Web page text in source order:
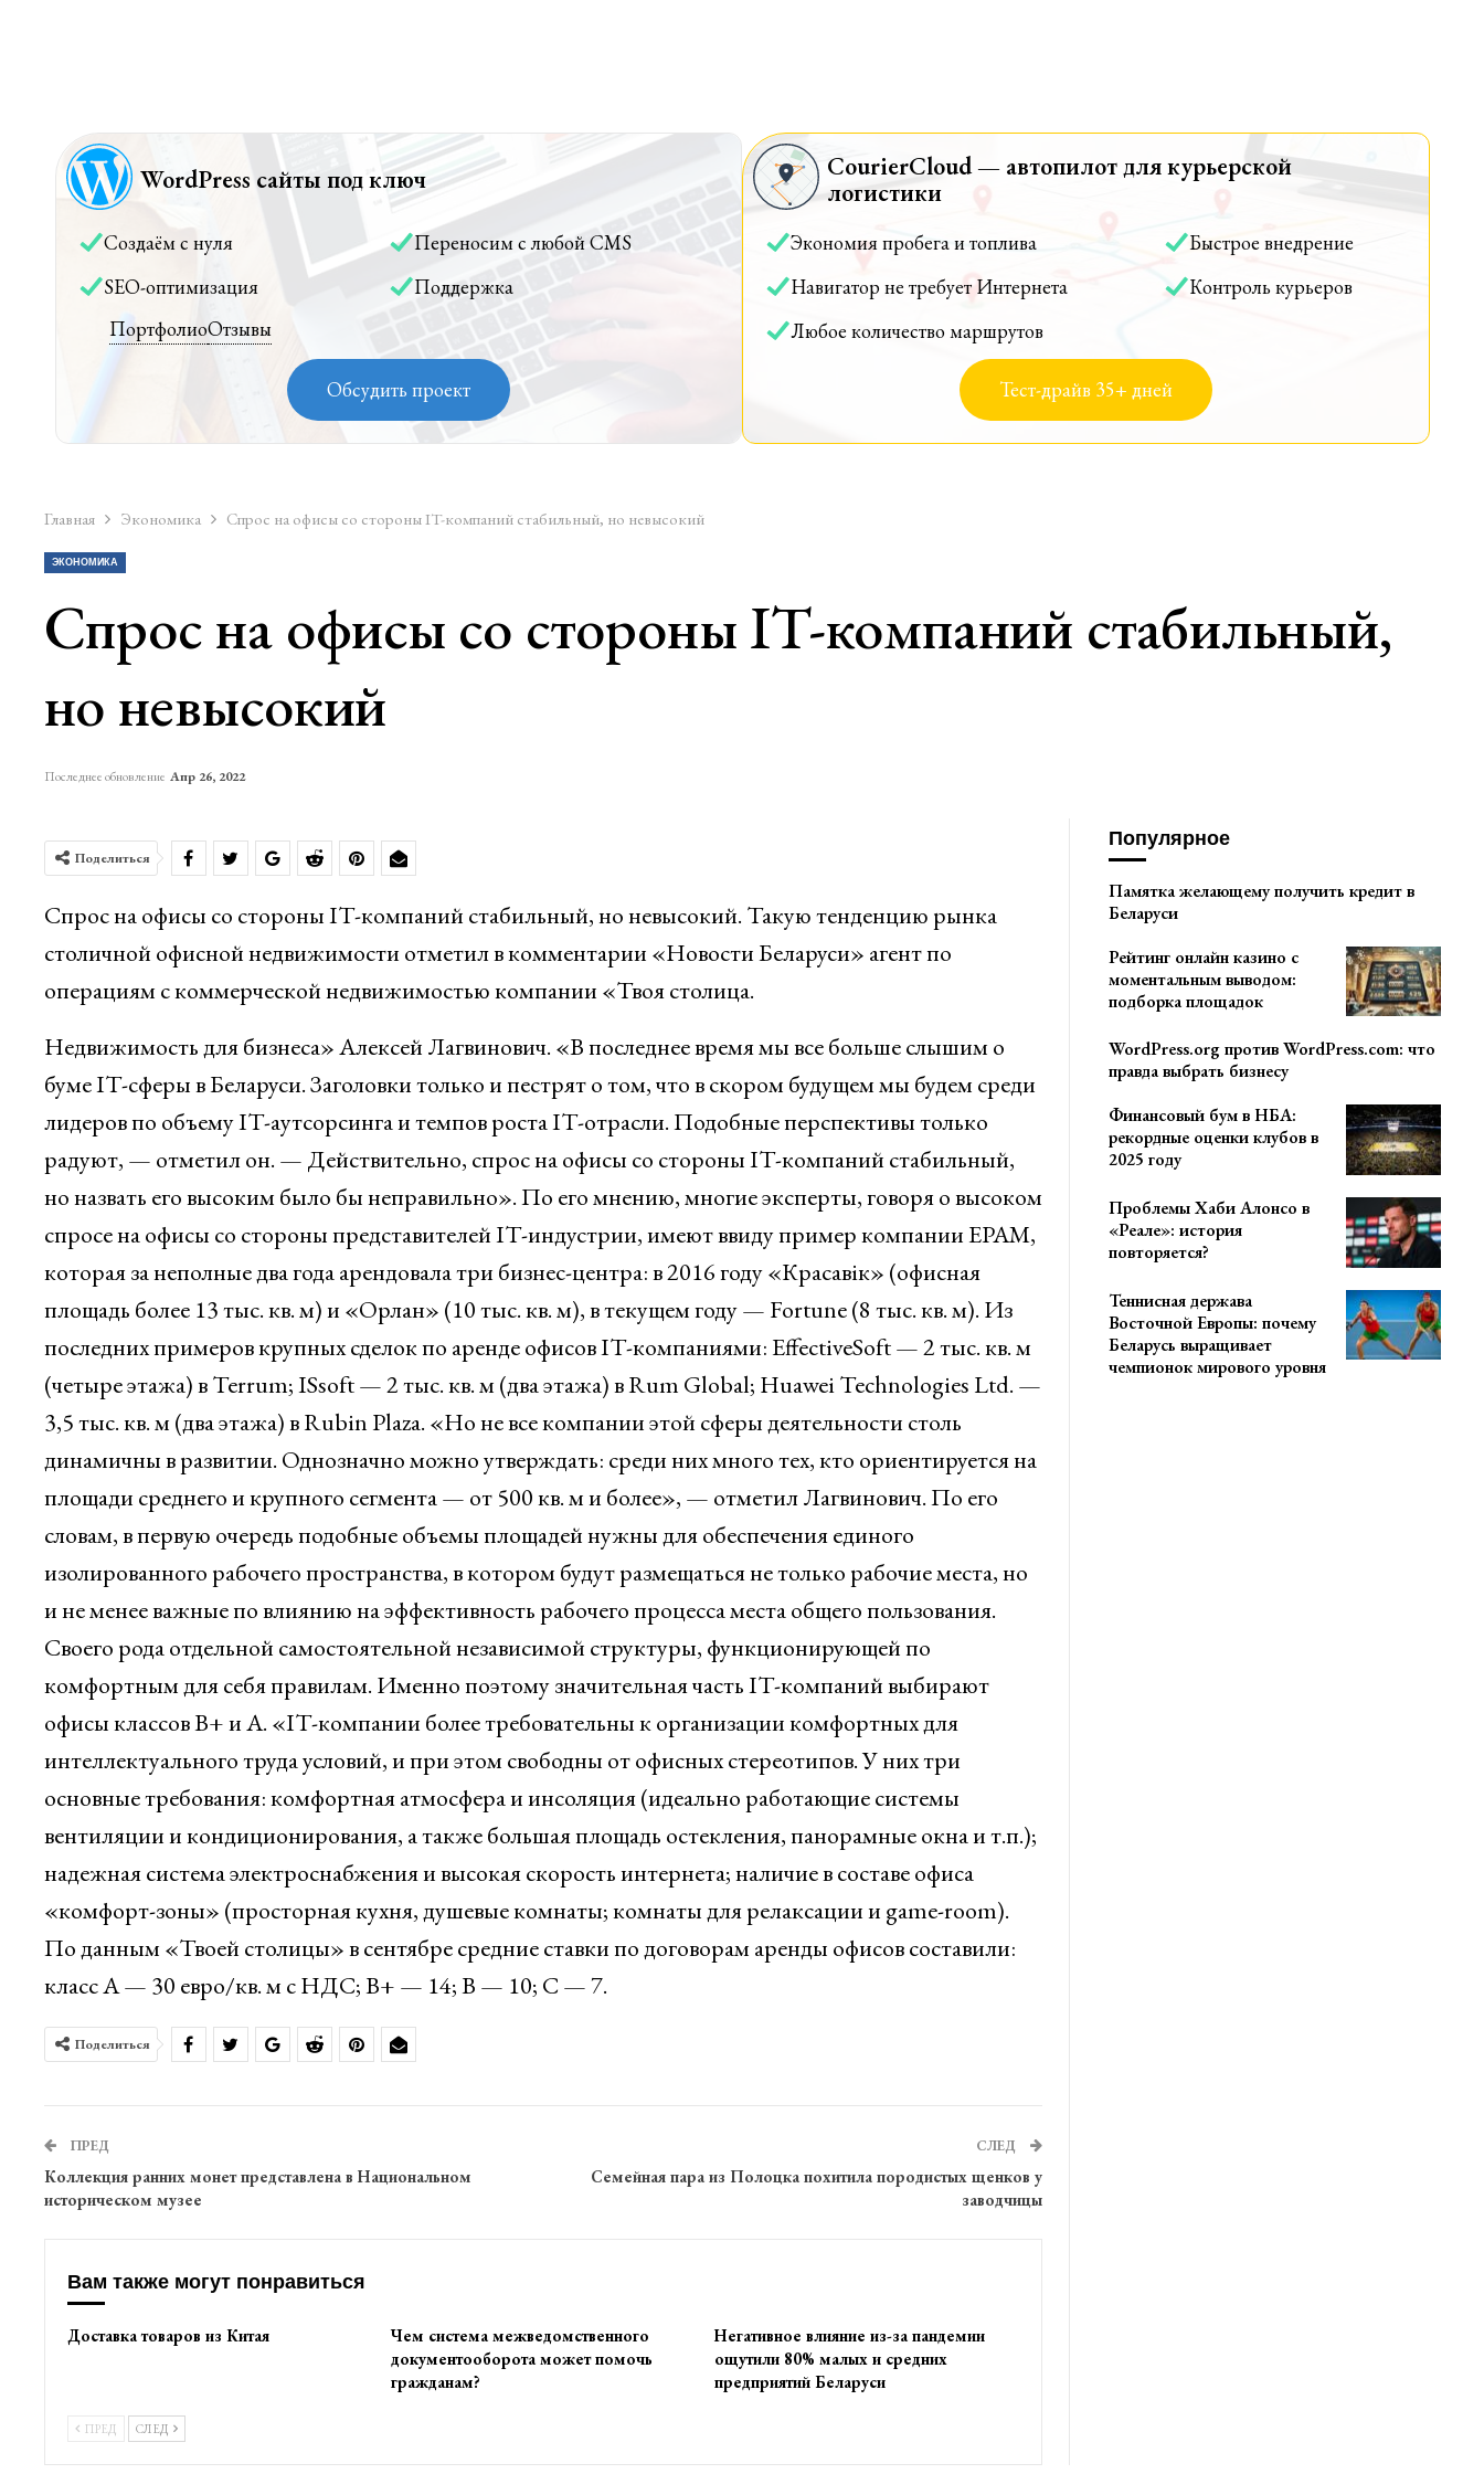
WordPress сайты под ключ
Создаём с нуля
Переносим с любой CMS
SEO-оптимизация
Поддержка
ПортфолиоОтзывы
Обсудить проект
CourierCloud — автопилот для курьерской
логистики
Экономия пробега и топлива
Быстрое внедрение
Навигатор не требует Интернета
Контроль курьеров
Любое количество маршрутов
Тест-драйв 35+ дней
Главная Экономика Спрос на офисы со стороны IT-компаний стабильный, но невысокий
ЭКОНОМИКА
Спрос на офисы со стороны IT-компаний стабильный,
но невысокий
Последнее обновление Апр 26, 2022
Поделиться
Спрос на офисы со стороны IT-компаний стабильный, но невысокий. Такую тенденцию рынка
столичной офисной недвижимости отметил в комментарии «Новости Беларуси» агент по
операциям с коммерческой недвижимостью компании «Твоя столица.
Недвижимость для бизнеса» Алексей Лагвинович. «В последнее время мы все больше слышим о
буме IT-сферы в Беларуси. Заголовки только и пестрят о том, что в скором будущем мы будем среди
лидеров по объему IT-аутсорсинга и темпов роста IT-отрасли. Подобные перспективы только
радуют, — отметил он. — Действительно, спрос на офисы со стороны IT-компаний стабильный,
но назвать его высоким было бы неправильно». По его мнению, многие эксперты, говоря о высоком
спросе на офисы со стороны представителей IT-индустрии, имеют ввиду пример компании EPAM,
которая за неполные два года арендовала три бизнес-центра: в 2016 году «Красавiк» (офисная
площадь более 13 тыс. кв. м) и «Орлан» (10 тыс. кв. м), в текущем году — Fortune (8 тыс. кв. м). Из
последних примеров крупных сделок по аренде офисов IT-компаниями: EffectiveSoft — 2 тыс. кв. м
(четыре этажа) в Terrum; ISsoft — 2 тыс. кв. м (два этажа) в Rum Global; Huawei Technologies Ltd. —
3,5 тыс. кв. м (два этажа) в Rubin Plaza. «Но не все компании этой сферы деятельности столь
динамичны в развитии. Однозначно можно утверждать: среди них много тех, кто ориентируется на
площади среднего и крупного сегмента — от 500 кв. м и более», — отметил Лагвинович. По его
словам, в первую очередь подобные объемы площадей нужны для обеспечения единого
изолированного рабочего пространства, в котором будут размещаться не только рабочие места, но
и не менее важные по влиянию на эффективность рабочего процесса места общего пользования.
Своего рода отдельной самостоятельной независимой структуры, функционирующей по
комфортным для себя правилам. Именно поэтому значительная часть IT-компаний выбирают
офисы классов В+ и А. «IT-компании более требовательны к организации комфортных для
интеллектуального труда условий, и при этом свободны от офисных стереотипов. У них три
основные требования: комфортная атмосфера и инсоляция (идеально работающие системы
вентиляции и кондиционирования, а также большая площадь остекления, панорамные окна и т.п.);
надежная система электроснабжения и высокая скорость интернета; наличие в составе офиса
«комфорт-зоны» (просторная кухня, душевые комнаты; комнаты для релаксации и game-room).
По данным «Твоей столицы» в сентябре средние ставки по договорам аренды офисов составили:
класс А — 30 евро/кв. м с НДС; В+ — 14; В — 10; С — 7.
Поделиться
ПРЕД
Коллекция ранних монет представлена в Национальном
историческом музее
СЛЕД
Семейная пара из Полоцка похитила породистых щенков у
заводчицы
Вам также могут понравиться
Доставка товаров из Китая
Чем система межведомственного
документооборота может помочь
гражданам?
Негативное влияние из-за пандемии
ощутили 80% малых и средних
предприятий Беларуси
ПРЕД СЛЕД
Популярное
Памятка желающему получить кредит в
Беларуси
Рейтинг онлайн казино с
моментальным выводом:
подборка площадок
WordPress.org против WordPress.com: что
правда выбрать бизнесу
Финансовый бум в НБА:
рекордные оценки клубов в
2025 году
Проблемы Хаби Алонсо в
«Реале»: история
повторяется?
Теннисная держава
Восточной Европы: почему
Беларусь выращивает
чемпионок мирового уровня